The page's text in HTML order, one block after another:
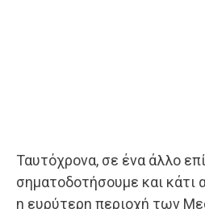
Ταυτόχρονα, σε ένα άλλο
σηματοδοτήσουμε και κάτι
η ευρύτερη περιοχή των